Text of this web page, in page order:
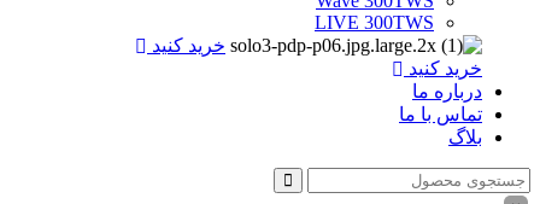
LIVE 300TWS
خرید کنید
خرید کنید
درباره ما
تماس با ما
بلاگ